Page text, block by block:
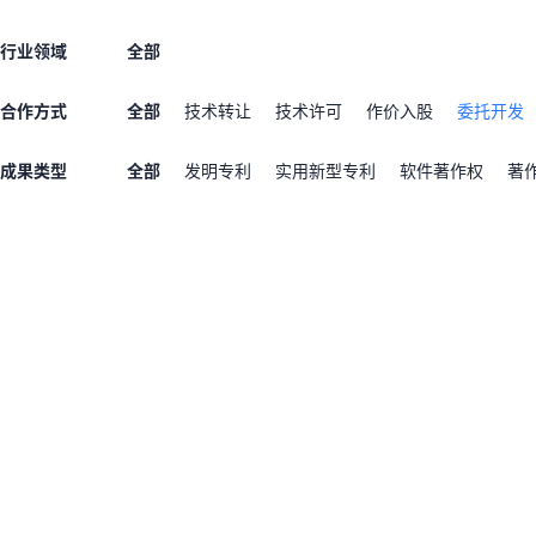
行业领域 全部
合作方式 全部 技术转让 技术许可 作价入股 委托开发
成果类型 全部 发明专利 实用新型专利 软件著作权 著